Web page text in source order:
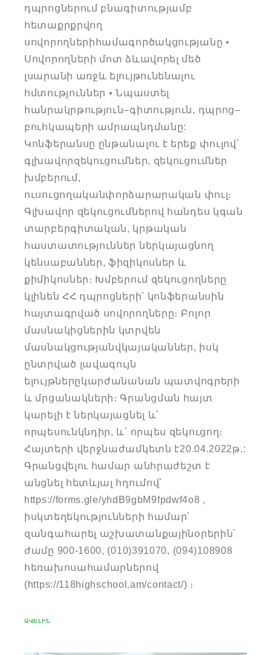
դպրոցներում բնագիտությամբ
հետաքրքրվող
սովորողներիհամագործակցությանը •
Սովորողների մոտ ձևավորել մեծ
լսարանի առջև ելույթունենալու
հմտություններ • Նպաստել
հանրակրթություն–գիտություն, դպրոց–
բուհկապերի ամրապնդմանը:
Կոնֆերանսը ընթանալու է երեք փուլով՝
գլխավորզեկուցումներ, զեկուցումներ
խմբերում,
ուսուցողականփորձարարական փուլ։
Գլխավոր զեկուցումներով հանդես կգան
տարբերգիտական, կրթական
հաստատություններ ներկայացնող
կենսաբաններ, ֆիզիկոսներ և
քիմիկոսներ։ Խմբերում զեկուցողները
կլինեն ՀՀ դպրոցների՝ կոնֆերանսին
հայտագրված սովորողները։ Բոլոր
մասնակիցներին կտրվեն
մասնակցությանվկայականներ, իսկ
ընտրված լավագույն
ելույթներըկարժանանան պատվոգրերի
և մրցանակների։ Գրանցման հայտ
կարելի է ներկայացնել և՛
որպեսունկնդիր, և՛ որպես զեկուցող։
Հայտերի վերջնաժամկետն է20.04.2022թ.:
Գրանցվելու համար անհրաժեշտ է
անցնել հետևյալ հղումով՝
https://forms.gle/yhdB9gbM9fpdwf4o8 ,
իսկտեղեկությունների համար՝
զանգահարել աշխատանքայինօրերին՝
ժամը 900-1600, (010)391070, (094)108908
հեռախոսահամարներով
(https://118highschool.am/contact/) ։
ԱՎԵԼԻՆ